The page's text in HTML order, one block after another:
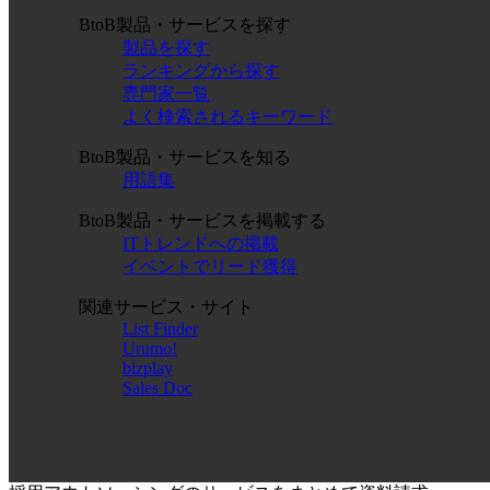
BtoB製品・サービスを探す
製品を探す
ランキングから探す
専門家一覧
よく検索されるキーワード
BtoB製品・サービスを知る
用語集
BtoB製品・サービスを掲載する
ITトレンドへの掲載
イベントでリード獲得
関連サービス・サイト
List Finder
Urumo!
bizplay
Sales Doc